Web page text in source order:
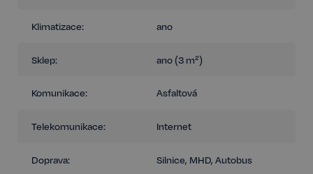
Klimatizace: ano
Sklep: ano (3 m²)
Komunikace: Asfaltová
Telekomunikace: Internet
Doprava: Silnice, MHD, Autobus